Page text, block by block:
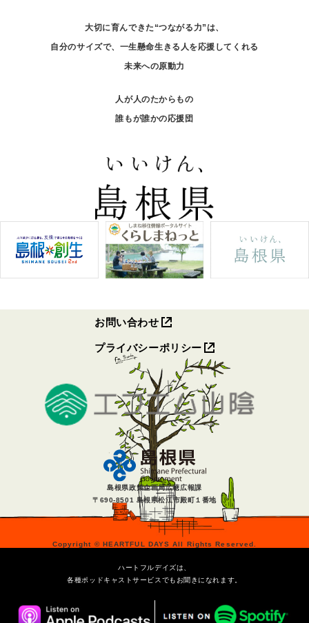
大切に育んできた“つながる力”は、
自分のサイズで、一生懸命生きる人を応援してくれる
未来への原動力
人が人のたからもの
誰もが誰かの応援団
お問い合わせ
プライバシーポリシー
島根県政策企画局広聴広報課
〒690-8501 島根県松江市殿町１番地
Copyright © HEARTFUL DAYS All Rights Reserved.
ハートフルデイズは、
各種ポッドキャストサービスでもお聞きになれます。